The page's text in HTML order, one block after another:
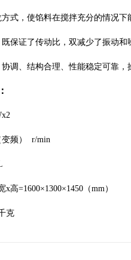
式，使馅料在搅拌充分的情况下
保证了传动比，双减少了振动
调、结构合理、性能稳定可靠
变频） r/min
x高=1600×1300×1450（mm）
克